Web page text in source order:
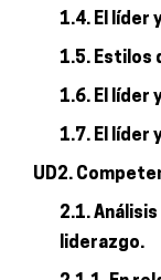
1.4. El líder
1.5. Estilos
1.6. El líder
1.7. El líder
UD2.
2.1.
liderazgo.